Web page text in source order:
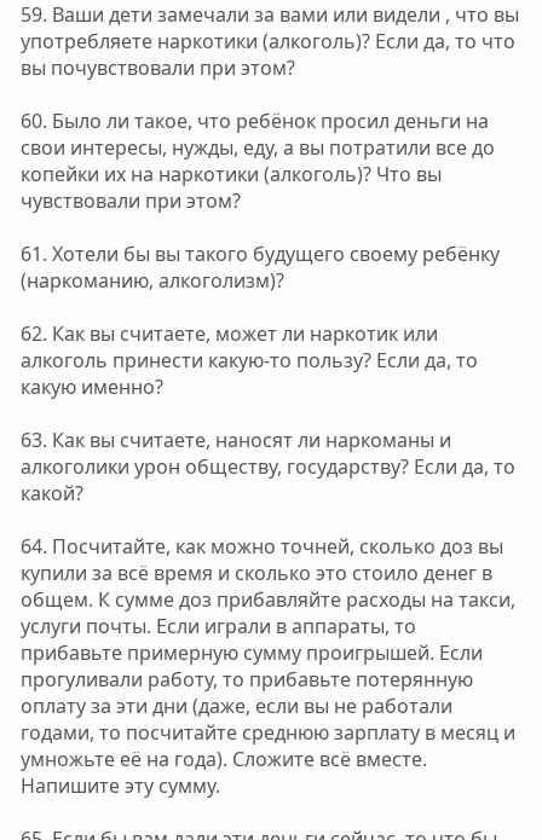
59. Ваши дети замечали за вами или видели , что вы
употребляете наркотики (алкоголь)? Если да, то что
вы почувствовали при этом?
60. Было ли такое, что ребёнок просил деньги на
свои интересы, нужды, еду, а вы потратили все до
копейки их на наркотики (алкоголь)? Что вы
чувствовали при этом?
61. Хотели бы вы такого будущего своему ребёнку
(наркоманию, алкоголизм)?
62. Как вы считаете, может ли наркотик или
алкоголь принести какую-то пользу? Если да, то
какую именно?
63. Как вы считаете, наносят ли наркоманы и
алкоголики урон обществу, государству? Если да, то
какой?
64. Посчитайте, как можно точней, сколько доз вы
купили за всё время и сколько это стоило денег в
общем. К сумме доз прибавляйте расходы на такси,
услуги почты. Если играли в аппараты, то
прибавьте примерную сумму проигрышей. Если
прогуливали работу, то прибавьте потерянную
оплату за эти дни (даже, если вы не работали
годами, то посчитайте среднюю зарплату в месяц и
умножьте её на года). Сложите всё вместе.
Напишите эту сумму.